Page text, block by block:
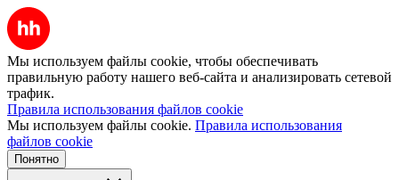
Мы используем файлы cookie, чтобы обеспечивать
правильную работу нашего веб-сайта и анализировать сетевой
трафик.
Правила использования файлов cookie
Мы используем файлы cookie. Правила использования
файлов cookie
Понятно